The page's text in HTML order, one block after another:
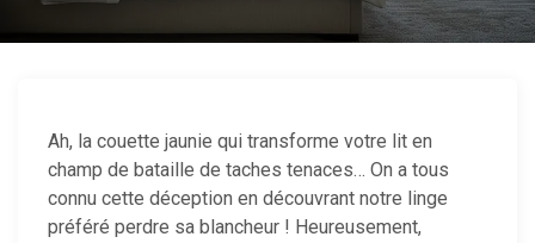
Ah, la couette jaunie qui transforme votre lit en
champ de bataille de taches tenaces… On a tous
connu cette déception en découvrant notre linge
préféré perdre sa blancheur ! Heureusement,